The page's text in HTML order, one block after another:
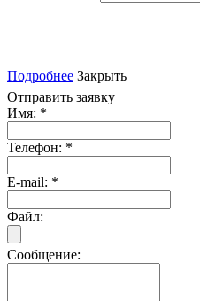
Подробнее Закрыть
Отправить заявку
Имя: *
Телефон: *
E-mail: *
Файл:
Сообщение: